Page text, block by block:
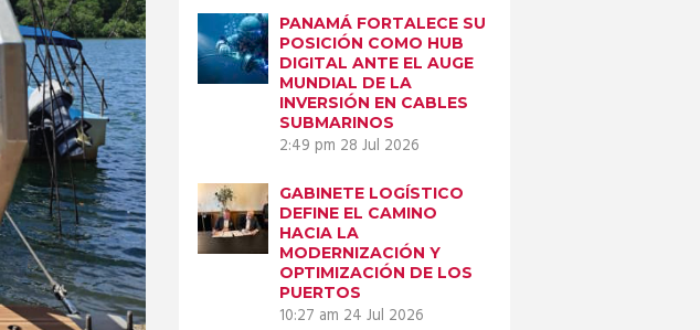
PORTUARIOS1-1
PANAMÁ FORTALECE SU
POSICIÓN COMO HUB
DIGITAL ANTE EL AUGE
MUNDIAL DE LA
INVERSIÓN EN CABLES
SUBMARINOS
2:49 pm 28 Jul 2026
GABINETE LOGÍSTICO
DEFINE EL CAMINO
HACIA LA
MODERNIZACIÓN Y
OPTIMIZACIÓN DE LOS
PUERTOS
10:27 am 24 Jul 2026